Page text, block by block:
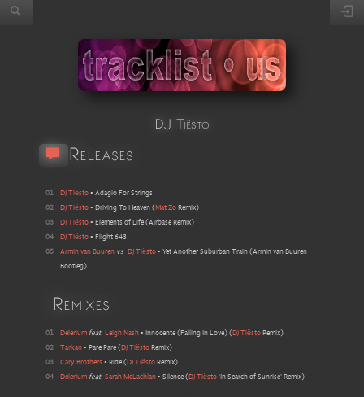
DJ Tiësto
Releases
01 DJ Tiësto • Adagio For Strings
02
DJ Tiësto • Driving To Heaven ( Mat Zo Remix)
03
DJ Tiësto • Elements of Life (Airbase Remix)
04
DJ Tiësto • Flight 643
05
Armin van Buuren vs DJ Tiësto• Yet Another Suburban Train(Armin van Buuren
Bootleg)
Remixes
01 Delerium feat Leigh Nash• Innocente (Falling In Love)( DJ TiëstoRemix)
02
Tarkan • Pare Pare ( DJ Tiësto Remix)
03
Cary Brothers • Ride ( DJ Tiësto Remix)
04
Delerium feat Sarah McLachlan• Silence( DJ Tiësto'In Search of Sunrise' Remix)